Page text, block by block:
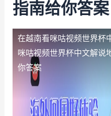
指南给你答案
在越南看咪咕视频世界杯
咪咕视频世界杯中文解说
你答案